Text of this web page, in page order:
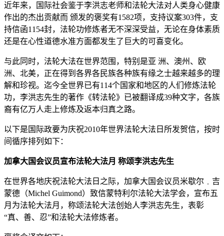
近年来，国际社会鉴于李洪志老师和法轮大法对人类身心健康
作出的杰出贡献而 颁发的褒奖有1582项，支持议案303件，支
持信函1154封，法轮功修炼者无不深深受益，无论在身体素质
还是在心性道德水准方面都发生了巨大的可喜变化。
与此同时，法轮大法在世界范围，特别是亚 洲、澳州、欧
洲、北美，正在得到各界各民族各种族有缘之士越来越多的理
解和珍视。迄今全世界已有114个国家和地区的人们修炼法轮
功，李洪志先生的著作《转法轮》已被翻译成39种文字，各族
裔有亿万人走上修炼及返本归真之路。
以下是国际政要为庆祝2010年世界法轮大法日所发贺信，按时
间循序排列如下：
加拿大国会议员宣布法轮大法月 称颂李洪志先生
在世界各地庆祝法轮大法日之际，加拿大国会议员米歇尔﹒吉
蒙德（Michel Guimond）致信蒙特利尔法轮大法学会，宣布五
月为法轮大法月，称颂法轮大法创始人李洪志先生，表彰
“真、善、忍”和法轮大法修炼者。